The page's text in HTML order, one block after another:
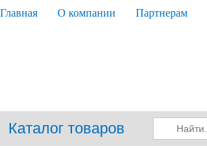
Главная О компании Партнерам
Каталог товаров